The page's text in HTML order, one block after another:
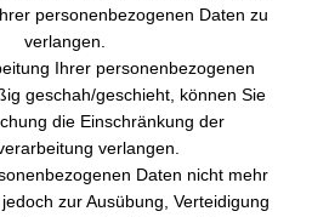
personenbezogenen Daten zu
verlangen.
Ihrer personenbezogenen
geschah/geschieht, können Sie
die Einschränkung der
verlangen.
Daten nicht mehr
zur Ausübung, Verteidigung